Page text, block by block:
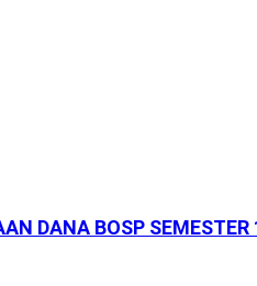
DANA BOSP